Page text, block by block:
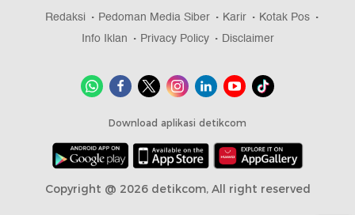
Redaksi Pedoman Media Siber Karir
Kotak Pos
Info Iklan
Privacy Policy Disclaimer
Download aplikasi detikcom
Copyright @ 2026 detikcom, All right reserved